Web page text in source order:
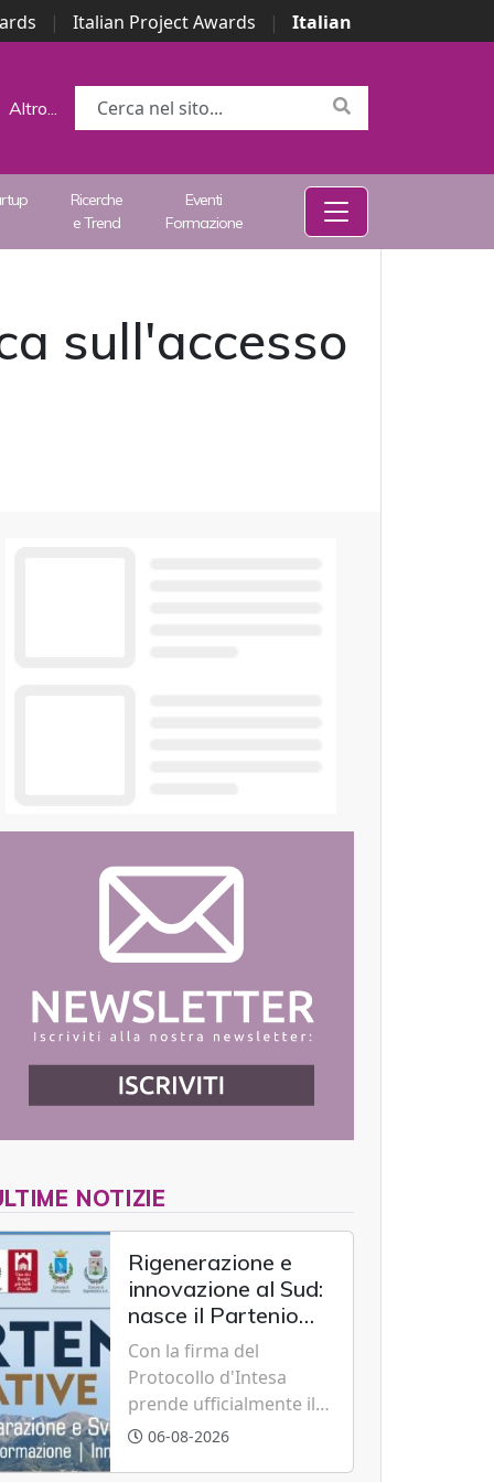
| Italian Project Awards |
Italian
Altro...
Ricerche
e Trend
Eventi
Formazione
sull'accesso
NOTIZIE
Rigenerazione e
innovazione al Sud:
nasce il Partenio
Creative Hub per il
rilancio del
territorio
Con la firma del
Protocollo d'Intesa
prende ufficialmente il
via il recupero dell'ex
06-08-2026